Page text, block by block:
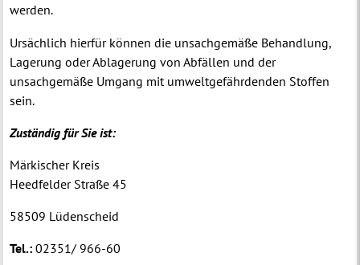
werden.
Ursächlich hierfür können die unsachgemäße Behandlung,
Lagerung oder Ablagerung von Abfällen und der
unsachgemäße Umgang mit umweltgefährdenden Stoffen
sein.
Zuständig für Sie ist:
Märkischer Kreis
Heedfelder Straße 45
58509 Lüdenscheid
Tel.: 02351/ 966-60